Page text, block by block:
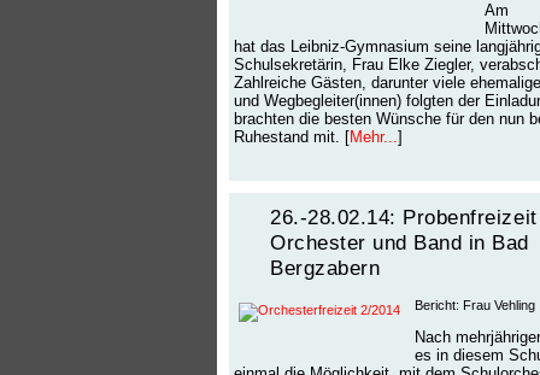
Am
hat das Leibniz-Gymnasium seine
Schulsekretärin, Frau Elke Ziegler,
Zahlreiche Gästen, darunter viele
und Wegbegleiter(innen) folgten der
brachten die besten Wünsche für den nun
Ruhestand mit. [Mehr...]
26.-28.02.14:
Orchester und Band in Bad
Bergzabern
Bericht: Frau Vehling
Nach
es in diesem